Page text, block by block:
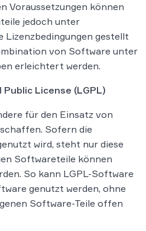
Voraussetzungen können
jedoch unter
Lizenzbedingungen gestellt
von Software unter
erleichtert werden.
Public License (LGPL)
für den Einsatz von
Sofern die
wird, steht nur diese
Softwareteile können
So kann LGPL-Software
genutzt werden, ohne
Software-Teile offen